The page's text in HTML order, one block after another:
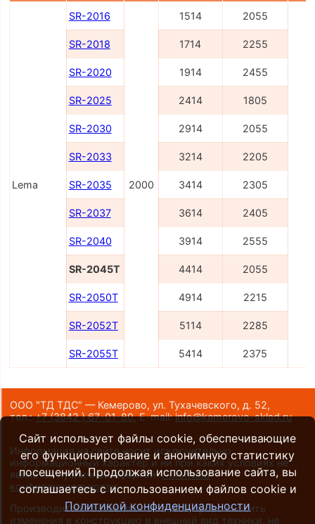
Lema
SR-2016
2000
1514 2055
SR-2018 1714 2255
SR-2020 1914 2455
SR-2025 2414 1805
SR-2030 2914 2055
SR-2033 3214 2205
SR-2035 3414 2305
SR-2037 3614 2405
SR-2040 3914 2555
SR-2045T 4414 2055
SR-2050T 4914 2215
SR-2052T 5114 2285
SR-2055T 5414 2375
ООО "ТД ТДС" — Кемерово, ул. Тухачевского, д. 52,
тел.:+7 (3842 ) 67-01-80,E-mail:info@kemerovo-sklad.ru
Информация на сайте носит исключительно
информационный характер и ни при каких условиях не
является публичной офертой.Политика
конфиденциальности.
Производители оставляют за собой право вносить
изменения в конструкцию и внешний вид техники, не
Сайт использует файлы cookie, обеспечивающие
его функционирование и анонимную статистику
посещений. Продолжая использование сайта, вы
соглашаетесь с использованием файлов cookie и
Политикой конфиденциальности